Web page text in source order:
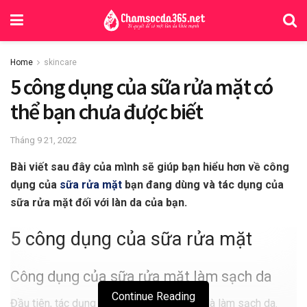
Home skincare
5 công dụng của sữa rửa mặt có
thể bạn chưa được biết
Tháng 9 21, 2022
Bài viết sau đây của mình sẽ giúp bạn hiểu hơn về công
dụng của sữa rửa mặt bạn đang dùng và tác dụng của
sữa rửa mặt đối với làn da của bạn.
5 công dụng của sữa rửa mặt
Công dụng của sữa rửa mặt làm sạch da
Đầu tiên, tác dụng của sữa rửa mặt chính là làm sạch da.
Continue Reading